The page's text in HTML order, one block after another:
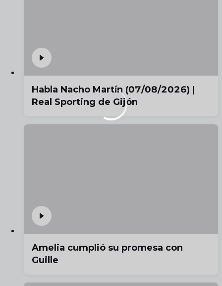
Habla Nacho Martín (07/08/2026) |
Real Sporting de Gijón
Amelia cumplió su promesa con
Guille